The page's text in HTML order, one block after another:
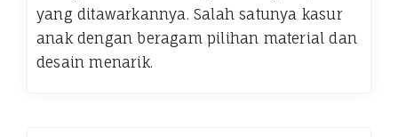
yang ditawarkannya. Salah satunya kasur
anak dengan beragam pilihan material dan
desain menarik.